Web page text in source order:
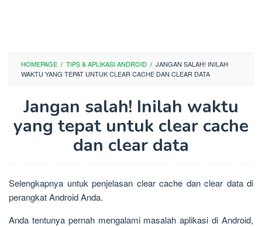
HOMEPAGE / TIPS & APLIKASI ANDROID / JANGAN SALAH! INILAH
WAKTU YANG TEPAT UNTUK CLEAR CACHE DAN CLEAR DATA
Jangan salah! Inilah waktu
yang tepat untuk clear cache
dan clear data
Selengkapnya untuk penjelasan clear cache dan clear data di
perangkat Android Anda.
Anda tentunya pernah mengalami masalah aplikasi di Android,